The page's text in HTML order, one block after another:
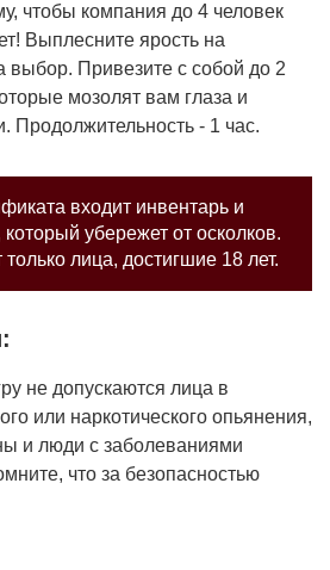
чтобы компания до 4 человек
Выплесните ярость на
выбор. Привезите с собой до 2
мозолят вам глаза и
Продолжительность - 1 час.
входит инвентарь и
убережет от осколков.
только лица, достигшие 18 лет.
не допускаются лица в
или наркотического опьянения,
и люди с заболеваниями
что за безопасностью